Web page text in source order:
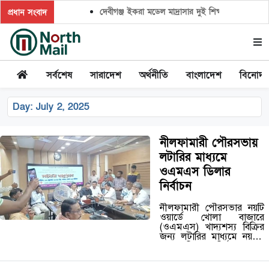
প্রধান সংবাদ দেবীগঞ্জ ইকরা মডেল মাদ্রাসার দুই শিক্ষার্থীর হিফজ
সর্বশেষ সারাদেশ অর্থনীতি বাংলাদেশ
Day: July 2, 2025
নীলফামারী পৌরসভায়
লটারির মাধ্যমে
ওএমএস ডিলার
নির্বাচন
নীলফামারী পৌরসভার নয়টি
ওয়ার্ডে খোলা বাজারে
(ওএমএস) খাদ্যশস্য বিক্রির
জন্য লটারির মাধ্যমে নয়জন